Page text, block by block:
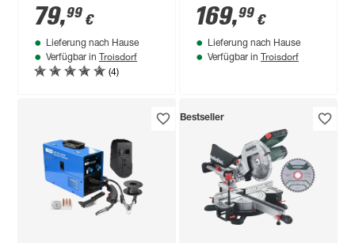
210 Black Edition'
1500 W mit 2
Sägeblättern
79,99 €
Lieferung nach Hause
Verfügbar in Troisdorf
(4)
'GWS 18V-8' mit L-
BOXX
169,99 €
Lieferung nach Hause
Verfügbar in Troisdorf
Bestseller